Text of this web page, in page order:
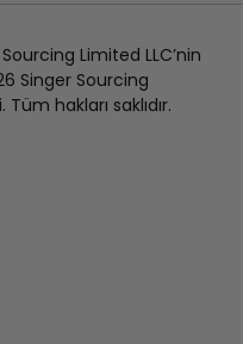
Sourcing Limited LLC’nin
Singer Sourcing
hakları saklıdır.